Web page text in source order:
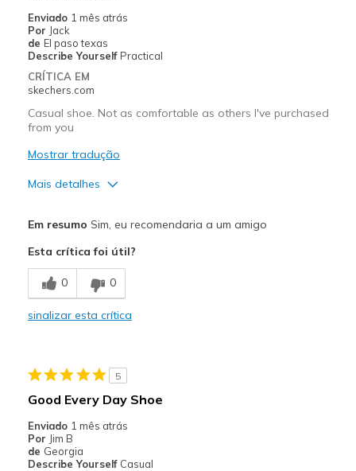
Travel
Width
Sizing
View On Shoes
Shoes are for Wearing
Enviado 1 mês atrás
Por Jack
de El paso texas
Describe Yourself Practical
CRÍTICA EM
skechers.com
Casual shoe. Not as comfortable as others I've purchased
from you
Mostrar tradução
Mais detalhes
Stylish
Contras
Poor Cushioning
Going Out
Sizing
View On Shoes
Shoes are for Wearing
Em resumo Sim, eu recomendaria a um amigo
Esta crítica foi útil?
0 0
sinalizar esta crítica
5
Good Every Day Shoe
Enviado 1 mês atrás
Por Jim B
de Georgia
Describe Yourself Casual